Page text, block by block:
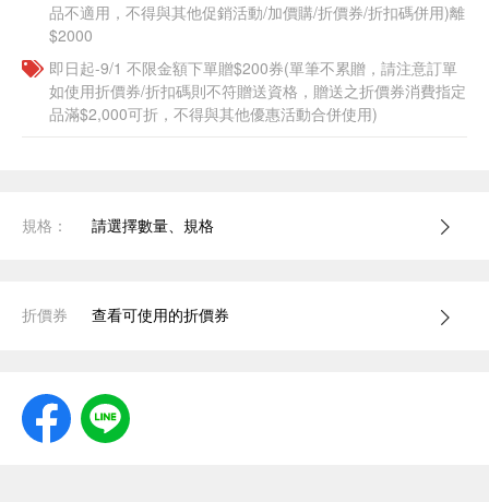
品不適用，不得與其他促銷活動/加價購/折價券/折扣碼併用)離
$2000
即日起-9/1 不限金額下單贈$200券(單筆不累贈，請注意訂單
如使用折價券/折扣碼則不符贈送資格，贈送之折價券消費指定
品滿$2,000可折，不得與其他優惠活動合併使用)
規格： 請選擇數量、規格
折價券 查看可使用的折價券